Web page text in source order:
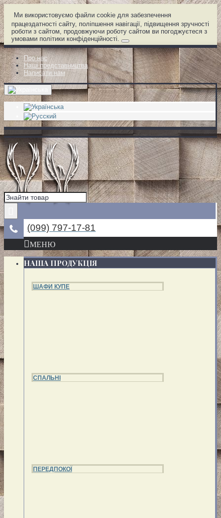
Ми використовуємо файли cookie для забезпечення
працездатності сайту, поліпшення навігації, підвищення зручності
роботи з сайтом, продовжуючи роботу сайтом ви погоджуєтеся з
умовами політики конфіденційності.
Про нас
Наші представництва
Написати нам
(099) 797-17-81
МЕНЮ
НАША ПРОДУКЦІЯ
ШАФИ КУПЕ
СПАЛЬНІ
ПЕРЕДПОКОЇ